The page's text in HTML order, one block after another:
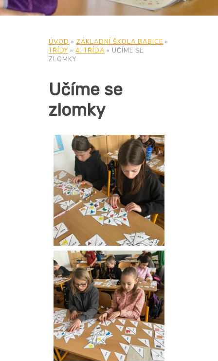
ÚVOD » ZÁKLADNÍ ŠKOLA BABICE »
TŘÍDY » 4. TŘÍDA » UČÍME SE
ZLOMKY
Učíme se
zlomky